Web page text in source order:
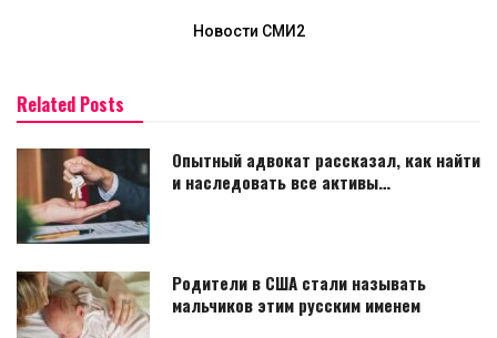
Новости СМИ2
Related Posts
Опытный адвокат рассказал, как найти
и наследовать все активы…
Родители в США стали называть
мальчиков этим русским именем